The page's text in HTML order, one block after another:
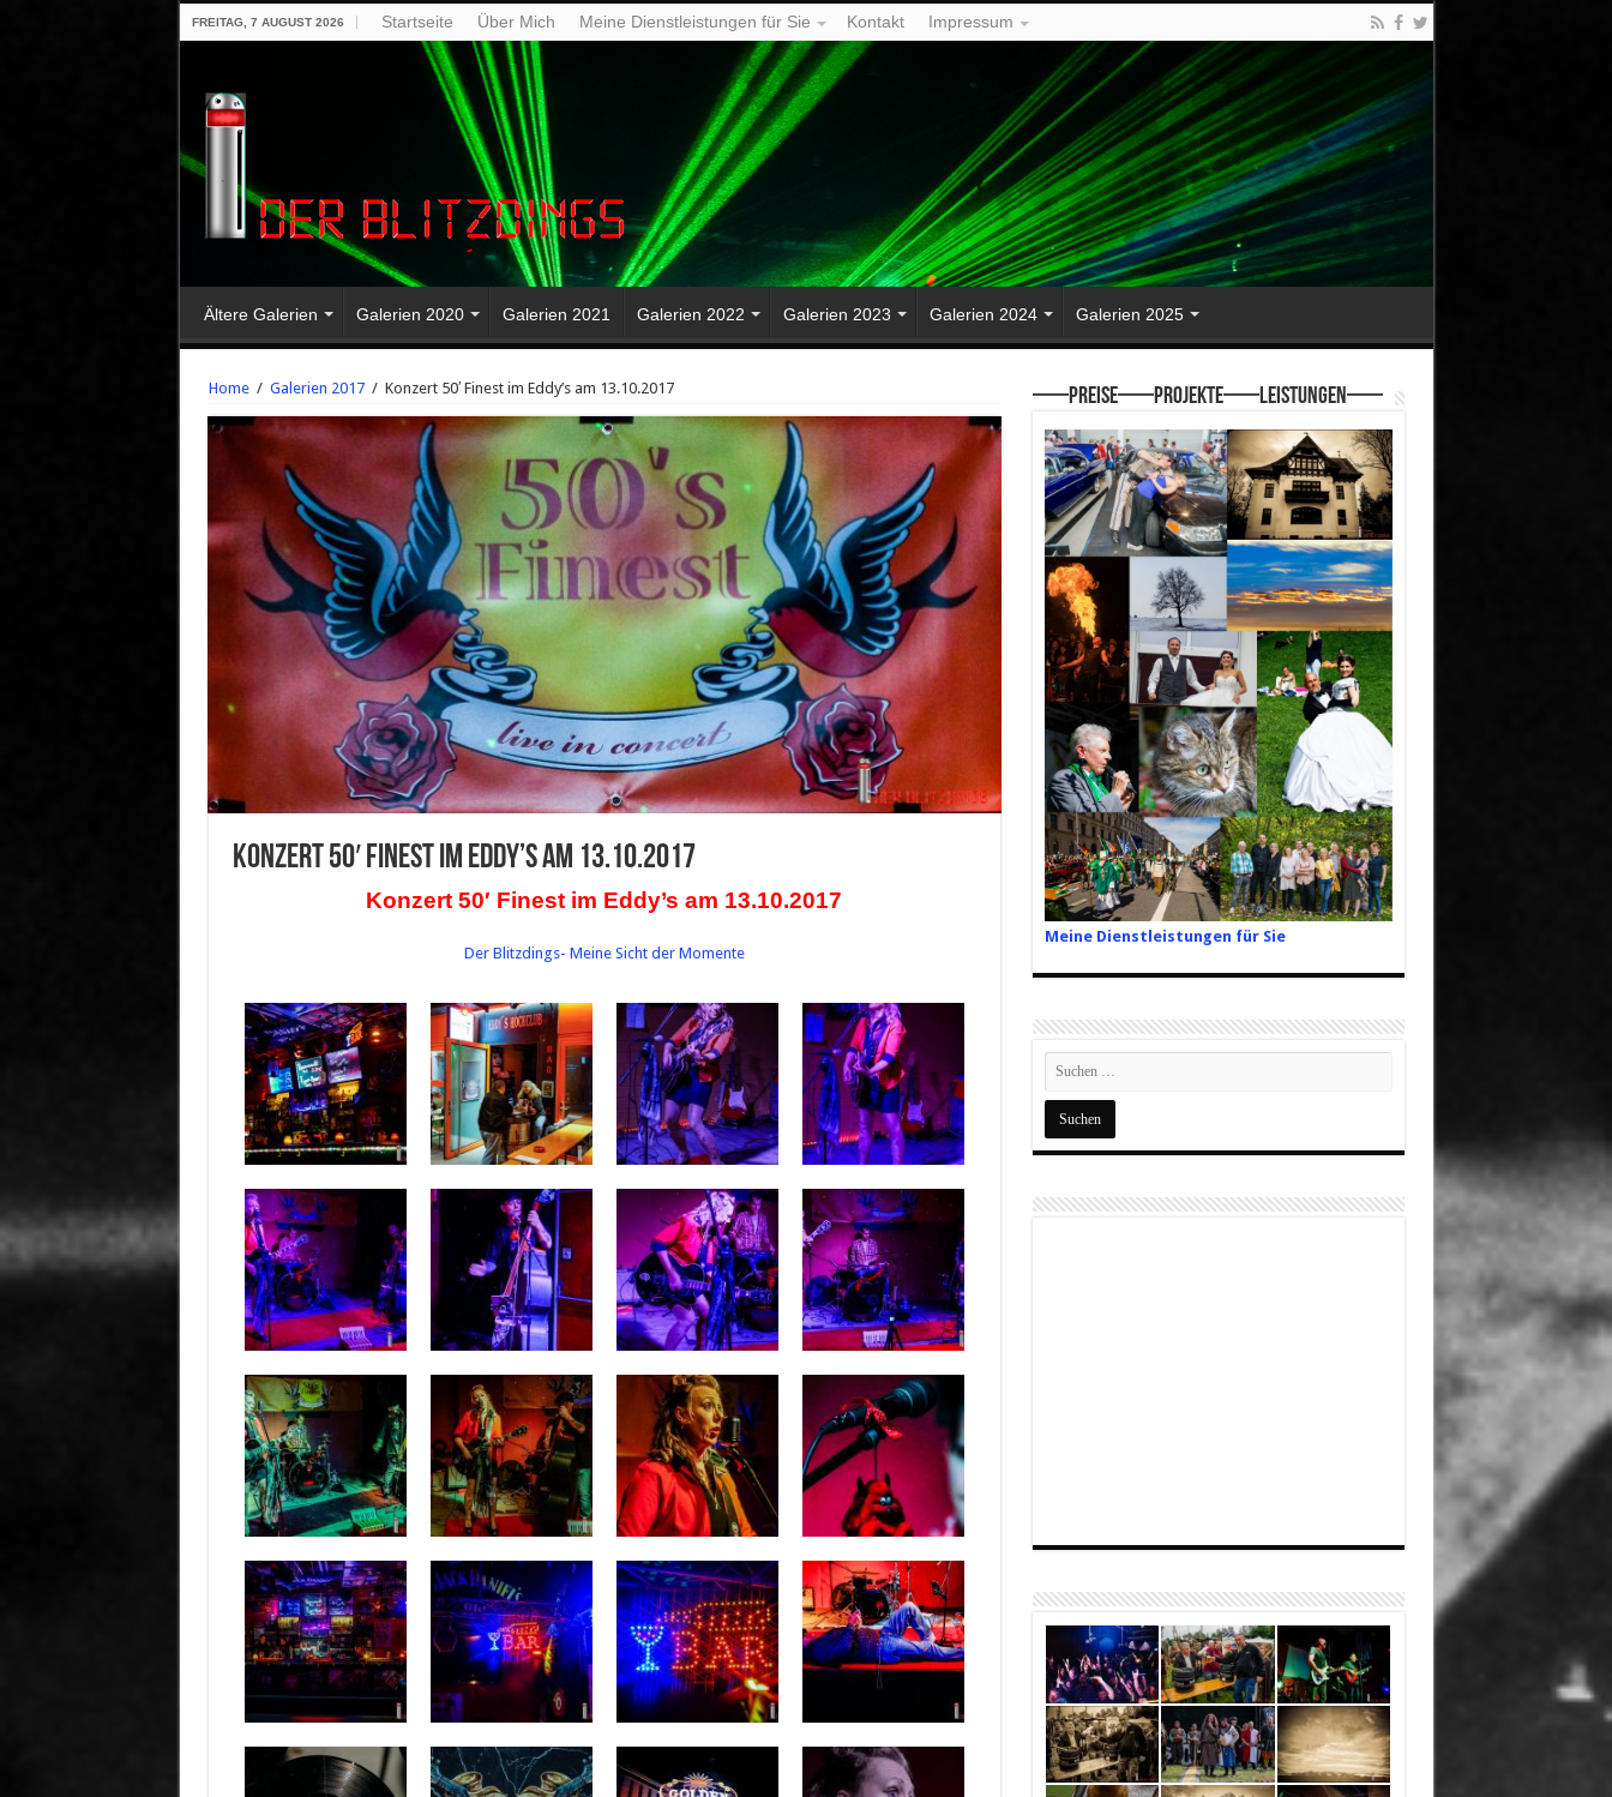
FREITAG, 7 AUGUST 2026 Startseite Über Mich Meine Dienstleistungen für Sie Kontakt Impressum
Ältere Galerien Galerien 2020 Galerien 2021 Galerien 2022 Galerien 2023 Galerien 2024 Galerien 2025
Home / Galerien 2017 / Konzert 50′ Finest im Eddy’s am 13.10.2017
Konzert 50′ Finest im Eddy’s am 13.10.2017
Konzert 50′ Finest im Eddy’s am 13.10.2017
Der Blitzdings- Meine Sicht der Momente
—–Preise—–Projekte—–Leistungen—–
Meine Dienstleistungen für Sie